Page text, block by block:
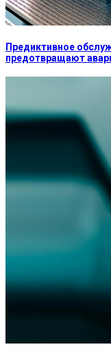
Предиктивное
предотвращают